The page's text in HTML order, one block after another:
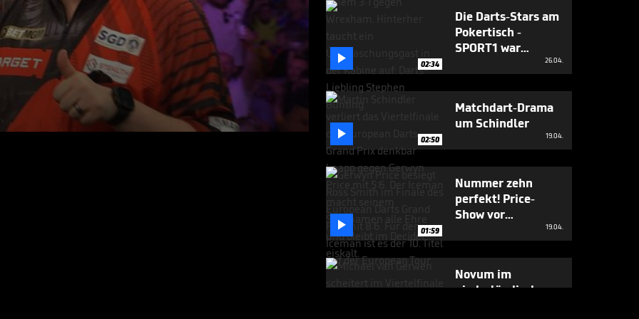
22.05.25
 02:34
Die Darts-Stars am
Pokertisch -
SPORT1 war
26.04.
 02:50
Matchdart-Drama
um Schindler
19.04.
 01:59
Nummer zehn
perfekt! Price-
Show vor
19.04.
Novum im
niederländischen